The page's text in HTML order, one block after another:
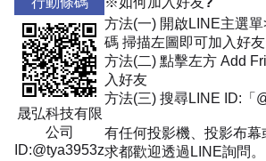
晟弘科技有限
公司
ID:@tya3953z
方法(一) 開啟LINE主選
碼 掃描左圖即可加入好友
方法(二) 點擊左方 Add
入好友
方法(三) 搜尋LINE ID:「
有任何投影機、投影布
求都歡迎透過LINE詢問。